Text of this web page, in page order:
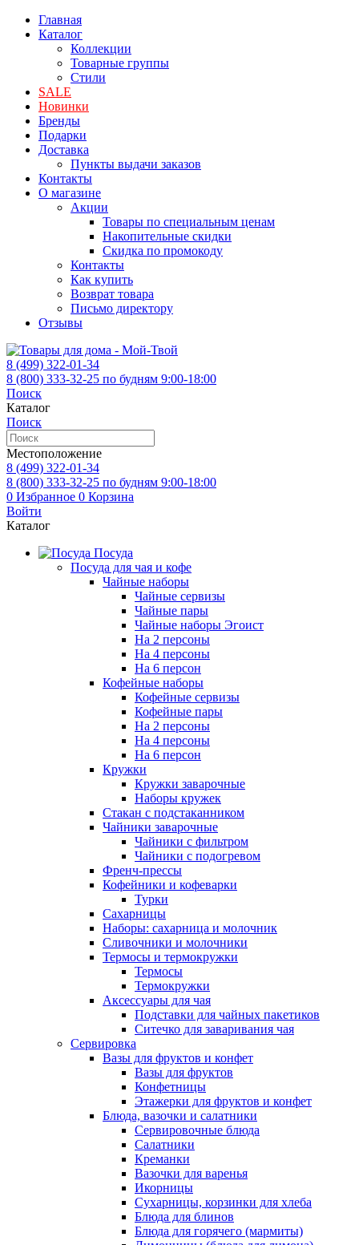
Главная
Каталог
Коллекции
Товарные группы
Стили
SALE
Новинки
Бренды
Подарки
Доставка
Пункты выдачи заказов
Контакты
О магазине
Акции
Товары по специальным ценам
Накопительные скидки
Скидка по промокоду
Контакты
Как купить
Возврат товара
Письмо директору
Отзывы
8 (499) 322-01-34
8 (800) 333-32-25 по будням 9:00-18:00
Поиск
Каталог
Поиск
Местоположение
8 (499) 322-01-34
8 (800) 333-32-25 по будням 9:00-18:00
0 Избранное 0 Корзина
Войти
Каталог
Посуда
Посуда для чая и кофе
Чайные наборы
Чайные сервизы
Чайные пары
Чайные наборы Эгоист
На 2 персоны
На 4 персоны
На 6 персон
Кофейные наборы
Кофейные сервизы
Кофейные пары
На 2 персоны
На 4 персоны
На 6 персон
Кружки
Кружки заварочные
Наборы кружек
Стакан с подстаканником
Чайники заварочные
Чайники с фильтром
Чайники с подогревом
Френч-прессы
Кофейники и кофеварки
Турки
Сахарницы
Наборы: сахарница и молочник
Сливочники и молочники
Термосы и термокружки
Термосы
Термокружки
Аксессуары для чая
Подставки для чайных пакетиков
Ситечко для заваривания чая
Сервировка
Вазы для фруктов и конфет
Вазы для фруктов
Конфетницы
Этажерки для фруктов и конфет
Блюда, вазочки и салатники
Сервировочные блюда
Салатники
Креманки
Вазочки для варенья
Икорницы
Сухарницы, корзинки для хлеба
Блюда для блинов
Блюда для горячего (мармиты)